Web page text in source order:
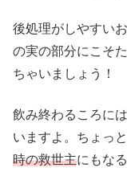
後処理がしやすい
の実の部分にこそ
ちゃいましょう！
飲み終わるころに
いますよ。ちょっ
時の救世主にもな